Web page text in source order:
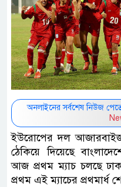
অনলাইনের সর্বশেষ নিউজ
ইউরোপের দল
ঠেকিয়ে দিয়েছে
আজ প্রথম ম্যাচ চলছে
প্রথম এই ম্যাচের প্রথমার্ধ